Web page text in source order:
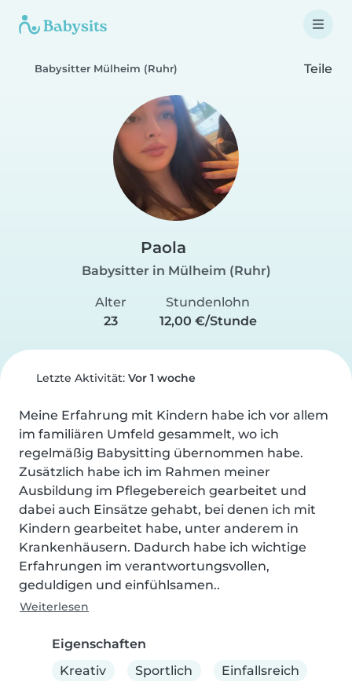
Babysitter Mülheim (Ruhr) Teile
Paola
Babysitter in Mülheim (Ruhr)
Alter
23
Stundenlohn
12,00 €/Stunde
Letzte Aktivität: Vor 1 woche
Meine Erfahrung mit Kindern habe ich vor allem
im familiären Umfeld gesammelt, wo ich
regelmäßig Babysitting übernommen habe.
Zusätzlich habe ich im Rahmen meiner
Ausbildung im Pflegebereich gearbeitet und
dabei auch Einsätze gehabt, bei denen ich mit
Kindern gearbeitet habe, unter anderem in
Krankenhäusern. Dadurch habe ich wichtige
Erfahrungen im verantwortungsvollen,
geduldigen und einfühlsamen..
Weiterlesen
Eigenschaften
Kreativ
Sportlich Einfallsreich